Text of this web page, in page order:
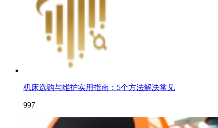
机床选购与维护实用指南：5个方法解决常见
997